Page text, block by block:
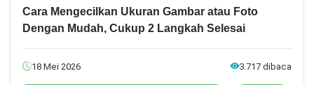
Cara Mengecilkan Ukuran Gambar atau Foto
Dengan Mudah, Cukup 2 Langkah Selesai
18 Mei 2026 3.717 dibaca